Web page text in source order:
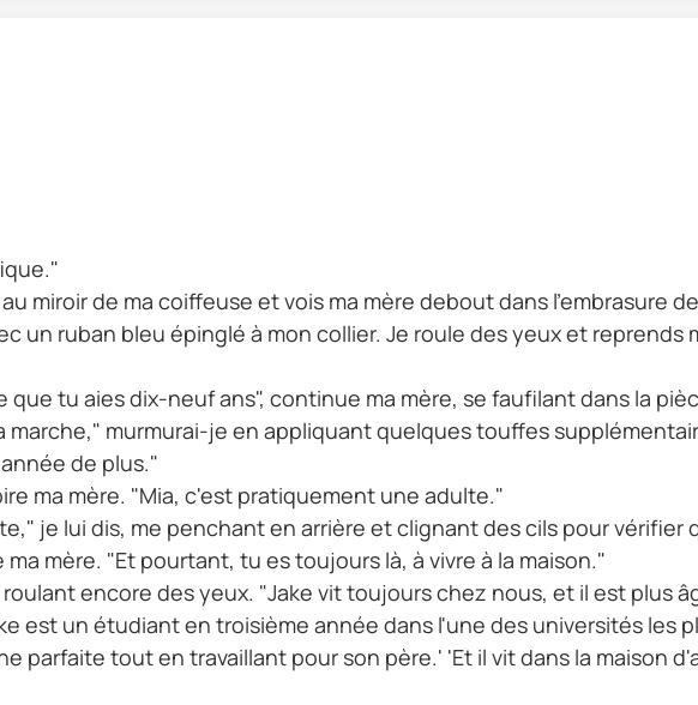
miroir de ma coiffeuse et vois ma mère debout dans l'embrasure
un ruban bleu épinglé à mon collier. Je roule des yeux et
que tu aies dix-neuf ans", continue ma mère, se faufilant dans la
marche," murmurai-je en appliquant quelques touffes
de plus."
ma mère. "Mia, c'est pratiquement une adulte."
je lui dis, me penchant en arrière et clignant des cils pour
mère. "Et pourtant, tu es toujours là, à vivre à la maison."
encore des yeux. "Jake vit toujours chez nous, et il est plus
est un étudiant en troisième année dans l'une des universités les
parfaite tout en travaillant pour son père.' 'Et il vit dans la maison